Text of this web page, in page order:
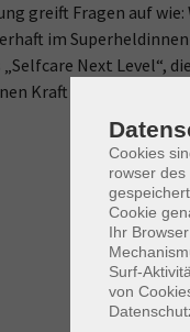
greift Fragen auf
im
Next Level“,
Kraft zu bleiben.
Cookies
rowser
Cookie
Ihr
Surf-
von